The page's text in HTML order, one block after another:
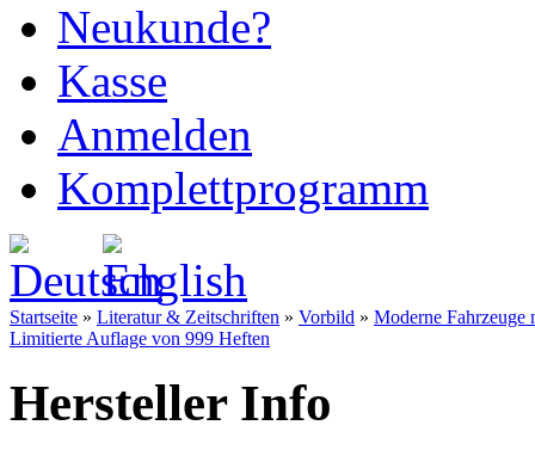
Neukunde?
Kasse
Anmelden
Komplettprogramm
Startseite » Literatur & Zeitschriften » Vorbild » Moderne Fahrzeuge
Limitierte Auflage von 999 Heften
Hersteller Info